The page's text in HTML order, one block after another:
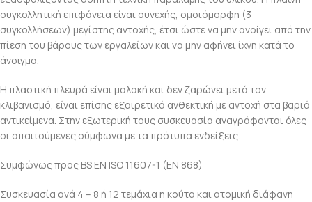
συγκολλητική επιφάνεια είναι συνεχής, ομοιόμορφη (3
συγκολλήσεων) μεγίστης αντοχής, έτσι ώστε να μην ανοίγει από την
πίεση του βάρους των εργαλείων και να μην αφήνει ίχνη κατά το
άνοιγμα.
Η πλαστική πλευρά είναι μαλακή και δεν ζαρώνει μετά τον
κλιβανισμό, είναι επίσης εξαιρετικά ανθεκτική με αντοχή στα βαριά
αντικείμενα. Στην εξωτερική τους συσκευασία αναγράφονται όλες
οι απαιτούμενες σύμφωνα με τα πρότυπα ενδείξεις.
Συμφώνως προς BS EN ISO 11607-1 (EN 868)
Συσκευασία ανά 4 – 8 ή 12 τεμάχια η κούτα και ατομική διάφανη